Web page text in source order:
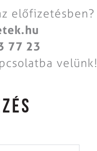
előfizetésben?
77 23
velünk!